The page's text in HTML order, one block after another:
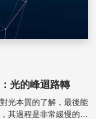
光的峰迴路轉
光本質的了解，最後能
其過程是非常緩慢的。